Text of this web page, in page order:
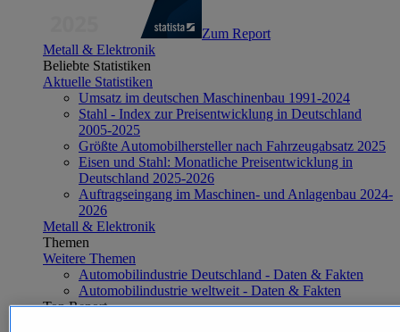
Zum Report
Metall & Elektronik
Beliebte Statistiken
Aktuelle Statistiken
Umsatz im deutschen Maschinenbau 1991-2024
Stahl - Index zur Preisentwicklung in Deutschland
2005-2025
Größte Automobilhersteller nach Fahrzeugabsatz 2025
Eisen und Stahl: Monatliche Preisentwicklung in
Deutschland 2025-2026
Auftragseingang im Maschinen- und Anlagenbau 2024-
2026
Metall & Elektronik
Themen
Weitere Themen
Automobilindustrie Deutschland - Daten & Fakten
Automobilindustrie weltweit - Daten & Fakten
Top Report